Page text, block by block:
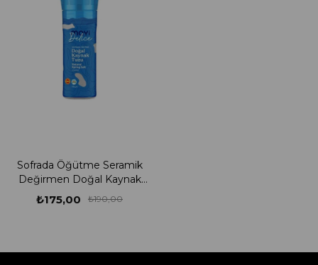
Sofrada Öğütme Seramik
Değirmen Doğal Kaynak
Tuzu 110 g
₺175,00 ₺190,00